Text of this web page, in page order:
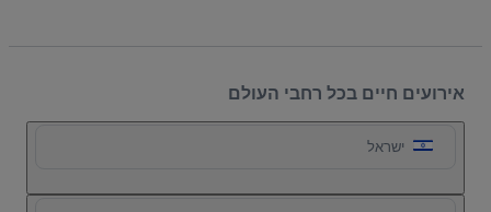
אירועים חיים בכל רחבי העולם
ישראל